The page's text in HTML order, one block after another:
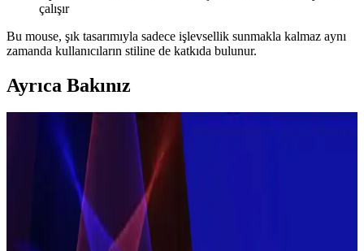
çalışır
Bu mouse, şık tasarımıyla sadece işlevsellik sunmakla kalmaz aynı
zamanda kullanıcıların stiline de katkıda bulunur.
Ayrıca Bakınız
Dyson ve Alternatif Elektrikli Süpürge Markalarının
Dayanıklılık ve Kullanım Değerlendirmesi
Dyson süpürgelerde arıza ve yedek parça sorunları kullanıcıları
alternatif markalara yönlendiriyor. Miele, Sebo, Shark ve Electrolux
gibi markalar dayanıklılık ve kullanım kolaylığı açısından farklı
özellikler sunuyor.